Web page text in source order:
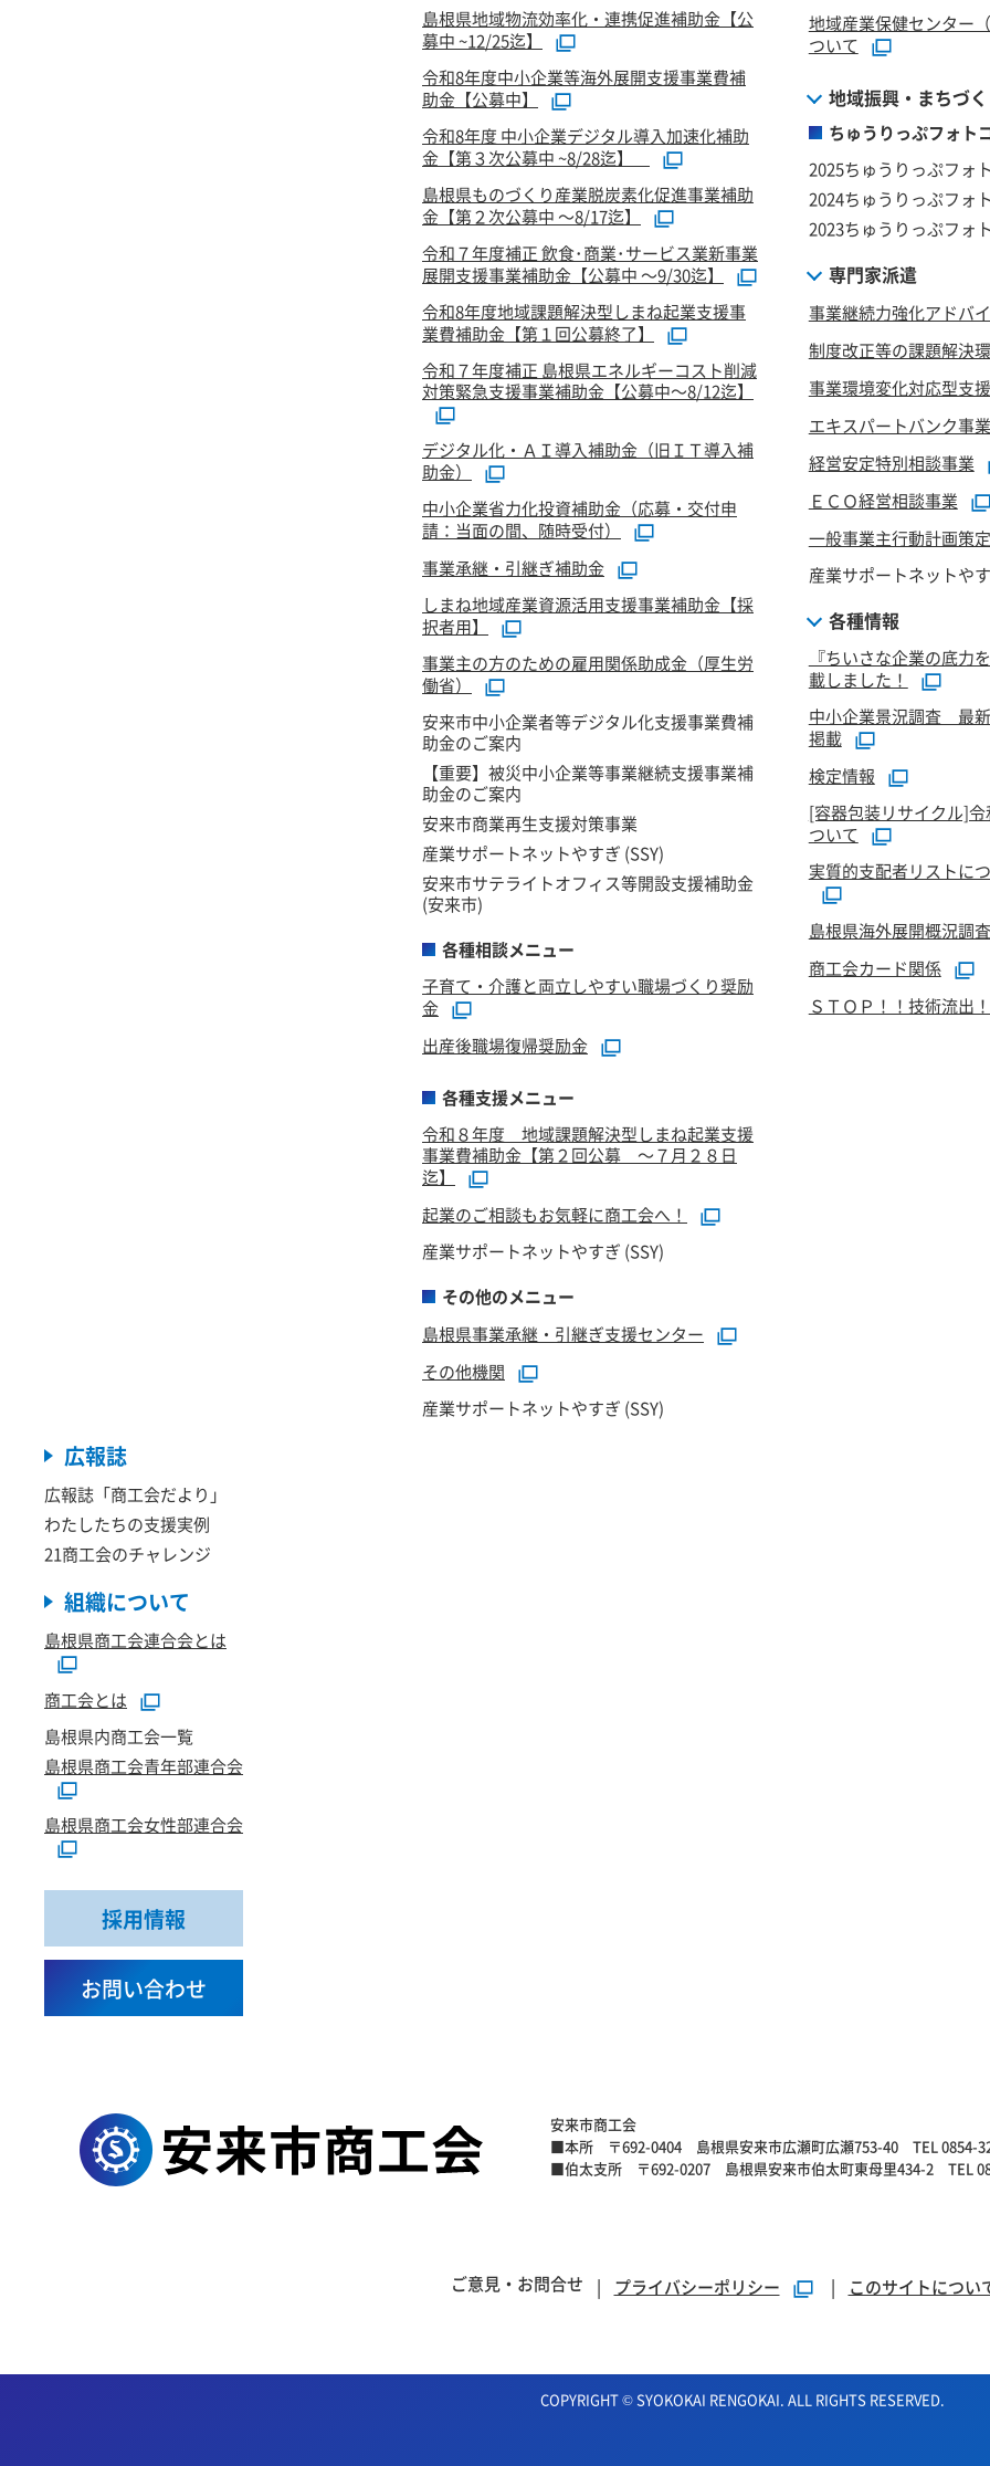
島根県地域物流効率化・連携促進補助金【公
募中 ~12/25迄】
令和8年度中小企業等海外展開支援事業費補
助金【公募中】
令和8年度 中小企業デジタル導入加速化補助
金【第３次公募中 ~8/28迄】
島根県ものづくり産業脱炭素化促進事業補助
金【第２次公募中 ～8/17迄】
令和７年度補正 飲食･商業･サービス業新事業
展開支援事業補助金【公募中 ～9/30迄】
令和8年度地域課題解決型しまね起業支援事
業費補助金【第１回公募終了】
令和７年度補正 島根県エネルギーコスト削減
対策緊急支援事業補助金【公募中～8/12迄】
デジタル化・ＡＩ導入補助金（旧ＩＴ導入補
助金）
中小企業省力化投資補助金（応募・交付申
請：当面の間、随時受付）
事業承継・引継ぎ補助金
しまね地域産業資源活用支援事業補助金【採
択者用】
事業主の方のための雇用関係助成金（厚生労
働省）
安来市中小企業者等デジタル化支援事業費補
助金のご案内
【重要】被災中小企業等事業継続支援事業補
助金のご案内
安来市商業再生支援対策事業
産業サポートネットやすぎ (SSY)
安来市サテライトオフィス等開設支援補助金
(安来市)
各種相談メニュー
子育て・介護と両立しやすい職場づくり奨励
金
出産後職場復帰奨励金
各種支援メニュー
令和８年度 地域課題解決型しまね起業支援
事業費補助金【第２回公募 ～７月２８日
迄】
起業のご相談もお気軽に商工会へ！
産業サポートネットやすぎ (SSY)
その他のメニュー
島根県事業承継・引継ぎ支援センター
その他機関
産業サポートネットやすぎ (SSY)
地域産業保健センター
ついて
地域振興・まちづ
ちゅうりっぷフォト
2025ちゅうりっぷフォ
2024ちゅうりっぷフォ
2023ちゅうりっぷフォ
専門家派遣
事業継続力強化アドバ
制度改正等の課題解決
事業環境変化対応型支
エキスパートバンク事業
経営安定特別相談事業
ＥＣＯ経営相談事業
一般事業主行動計画策
産業サポートネットや
各種情報
『ちいさな企業の底力
載しました！
中小企業景況調査 最
掲載
検定情報
[容器包装リサイクル]
ついて
実質的支配者リストに
島根県海外展開概況調
商工会カード関係
ＳＴＯＰ！！技術流出
広報誌
広報誌「商工会だより」
わたしたちの支援実例
21商工会のチャレンジ
組織について
島根県商工会連合会とは
商工会とは
島根県内商工会一覧
島根県商工会青年部連合会
島根県商工会女性部連合会
採用情報
お問い合わせ
安来市商工会
■本所 〒692-0404 島根県安来市広瀬町広瀬753-40TEL 0854-
■伯太支所 〒692-0207 島根県安来市伯太町東母里434-2TEL
ご意見・お問合せ プライバシーポリシー このサイトについ
COPYRIGHT © SYOKOKAI RENGOKAI. ALL RIGHTS RESERVED.